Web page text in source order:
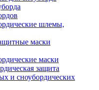
шлемы,
маски
маски
защита
и сноубордических